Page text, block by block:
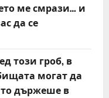
ме смрази… и
да се
този гроб, в
могат да
държеше в